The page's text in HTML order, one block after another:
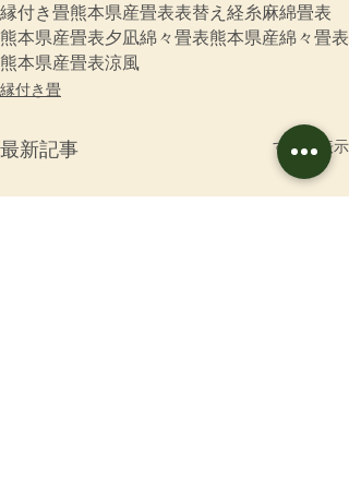
縁付き畳熊本県産畳表表替え 経糸麻綿畳表
熊本県産畳表夕凪綿々畳表熊本県産綿々畳表
熊本県産畳表涼風
縁付き畳
最新記事 すべて表示